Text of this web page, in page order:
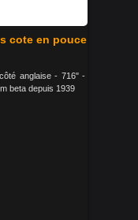
cote en pouce
anglaise - 716" -
beta depuis 1939